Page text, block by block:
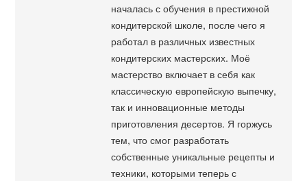
началась с обучения в престижной
кондитерской школе, после чего я
работал в различных известных
кондитерских мастерских. Моё
мастерство включает в себя как
классическую европейскую выпечку,
так и инновационные методы
приготовления десертов. Я горжусь
тем, что смог разработать
собственные уникальные рецепты и
техники, которыми теперь с